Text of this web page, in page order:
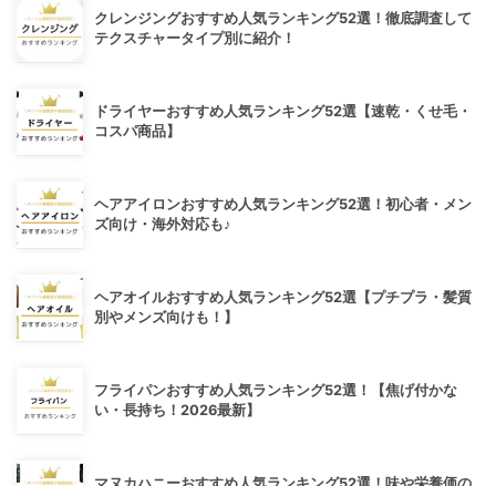
クレンジングおすすめ人気ランキング52選！徹底調査して
テクスチャータイプ別に紹介！
ドライヤーおすすめ人気ランキング52選【速乾・くせ毛・
コスパ商品】
ヘアアイロンおすすめ人気ランキング52選！初心者・メン
ズ向け・海外対応も♪
ヘアオイルおすすめ人気ランキング52選【プチプラ・髪質
別やメンズ向けも！】
フライパンおすすめ人気ランキング52選！【焦げ付かな
い・長持ち！2026最新】